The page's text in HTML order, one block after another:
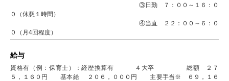
③日勤 ７：００～１６：０
０（休憩１時間）
④当直 ２２：００～６：０
０（月4回程度）
給与
資格有（例：保育士）：経歴換算有 ４大卒 総額 ２７
５，１６０円 基本給 ２０６，０００円 主要手当※ ６９，１６